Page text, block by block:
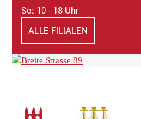
So: 10 - 18 Uhr
ALLE FILIALEN